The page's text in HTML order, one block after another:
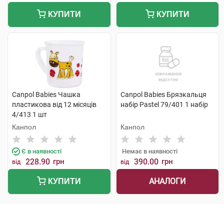
КУПИТИ КУПИТИ
Canpol Babies Чашка
пластикова від 12 місяців
4/413 1 шт
Канпол
Є в наявності
від 228.90 грн
КУПИТИ
Canpol Babies Брязкальця
набір Раstel 79/401 1 набір
Канпол
Немає в наявності
від 390.00 грн
АНАЛОГИ